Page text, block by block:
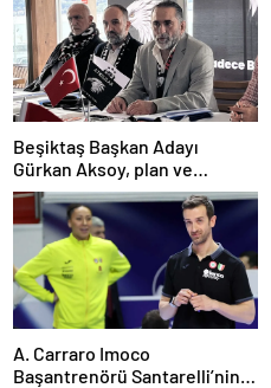
Beşiktaş Başkan Adayı
Gürkan Aksoy, plan ve
projelerini anlattı
A. Carraro Imoco
Başantrenörü Santarelli’nin